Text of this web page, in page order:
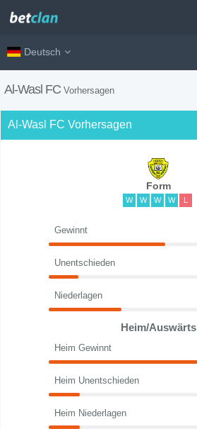
Deutsch
Al-Wasl FC Vorhersagen
Al-Wasl FC Vorhersagen
Form
W W W W L
Gewinnt
Unentschieden
Niederlagen
Heim/Auswärts
Heim Gewinnt
Heim Unentschieden
Heim Niederlagen